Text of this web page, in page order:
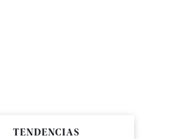
TENDENCIAS